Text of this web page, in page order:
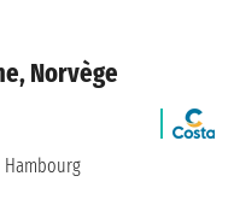
Norvège
Hambourg